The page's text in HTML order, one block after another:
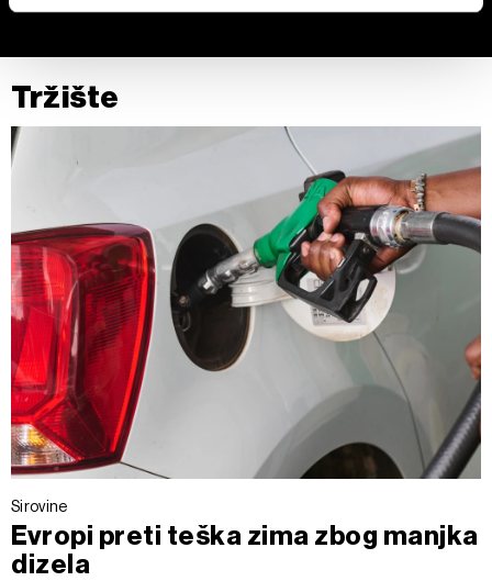
Partneri. Više o podacima koje obrađujemo kao i o
kolačićima i drugim sličnim tehnologijama u
kolačića.
Kolačiće u bilo kojem trenutku možete ponovno ažurirati
klikom na „Prikaži detalje“. Pristanak možete u bilo kojem
trenutku opozvati bez negativnih posledica.
Tržište
Sirovine
Evropi preti teška zima zbog manjka
dizela